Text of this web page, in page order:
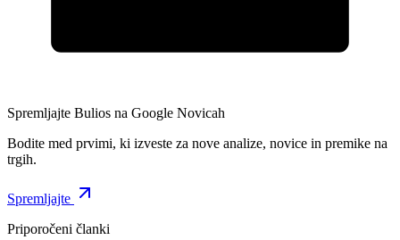
Spremljajte Bulios na Google Novicah
Bodite med prvimi, ki izveste za nove analize, novice in premike na
trgih.
Spremljajte
Priporočeni članki